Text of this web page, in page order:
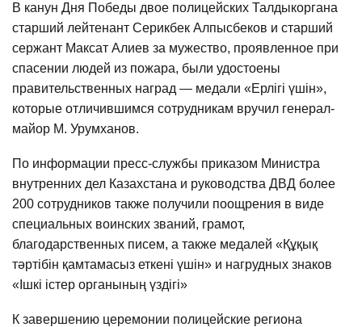
В канун Дня Победы двое полицейских Талдыкоргана
старший лейтенант Серикбек Алпысбеков и старший
сержант Максат Алиев за мужество, проявленное при
спасении людей из пожара, были удостоены
правительственных наград — медали «Ерлігі үшін»,
которые отличившимся сотрудникам вручил генерал-
майор М. Урумханов.
По информации пресс-службы приказом Министра
внутренних дел Казахстана и руководства ДВД более
200 сотрудников также получили поощрения в виде
специальных воинских званий, грамот,
благодарственных писем, а также медалей «Құқық
тәртібін қамтамасыз еткені үшін» и нагрудных знаков
«Ішкі істер органының үздігі»
К завершению церемонии полицейские региона